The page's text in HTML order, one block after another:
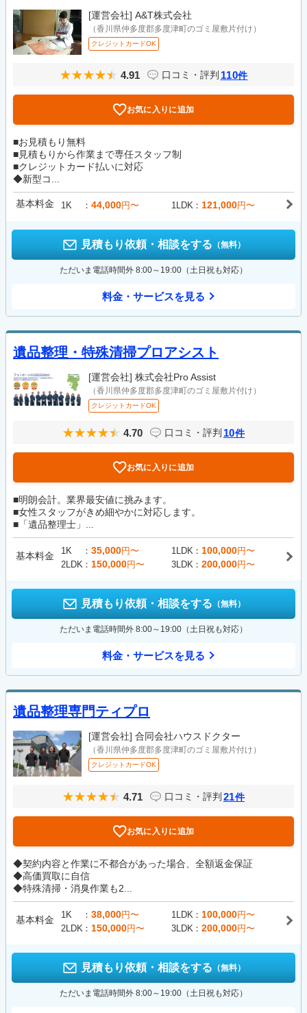
[運営会社] A&T株式会社
（香川県仲多度郡多度津町のゴミ屋敷片付け）
クレジットカードOK
4.91 口コミ・評判 110件
お気に入りに追加
■お見積もり無料
■見積もりから作業まで専任スタッフ制
■クレジットカード払いに対応
◆新型コ...
基本料金 1K 44,000円〜 1LDK 121,000円〜
見積もり依頼・相談をする （無料）
ただいま電話時間外 8:00～19:00（土日祝も対応）
料金・サービスを見る
遺品整理・特殊清掃プロアシスト
[運営会社] 株式会社Pro Assist
（香川県仲多度郡多度津町のゴミ屋敷片付け）
クレジットカードOK
4.70 口コミ・評判 10件
お気に入りに追加
■明朗会計。業界最安値に挑みます。
■女性スタッフがきめ細やかに対応します。
■「遺品整理士」...
基本料金 1K 35,000円〜 1LDK 100,000円〜
2LDK
150,000円〜 3LDK 200,000円〜
見積もり依頼・相談をする （無料）
ただいま電話時間外 8:00～19:00（土日祝も対応）
料金・サービスを見る
遺品整理専門ティプロ
[運営会社] 合同会社ハウスドクター
（香川県仲多度郡多度津町のゴミ屋敷片付け）
クレジットカードOK
4.71 口コミ・評判 21件
お気に入りに追加
◆契約内容と作業に不都合があった場合、全額返金保証
◆高価買取に自信
◆特殊清掃・消臭作業も2...
基本料金 1K 38,000円〜 1LDK 100,000円〜
2LDK
150,000円〜 3LDK 200,000円〜
見積もり依頼・相談をする （無料）
ただいま電話時間外 8:00～19:00（土日祝も対応）